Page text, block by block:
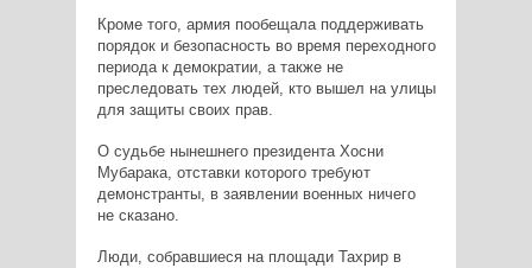
Кроме того, армия пообещала поддерживать
порядок и безопасность во время переходного
периода к демократии, а также не
преследовать тех людей, кто вышел на улицы
для защиты своих прав.
О судьбе нынешнего президента Хосни
Мубарака, отставки которого требуют
демонстранты, в заявлении военных ничего
не сказано.
Люди, собравшиеся на площади Тахрир в